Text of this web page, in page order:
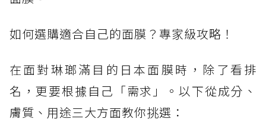
如何選購適合自己的面膜？專家級攻略！
在面對琳瑯滿目的日本面膜時，除了看排
名，更要根據自己「需求」。以下從成分、
膚質、用途三大方面教你挑選：